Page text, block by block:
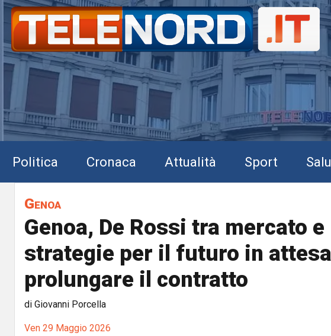
Politica Cronaca Attualità Sport
Genoa
Genoa, De Rossi tra mercato e
strategie per il futuro in
prolungare il contratto
di Giovanni Porcella
Ven 29 Maggio 2026